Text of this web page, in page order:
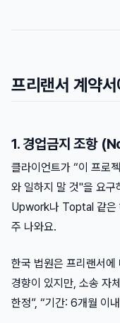
프리랜서 계약
1. 경업금지 조항
클라이언트가 “이 프로
와 일하지 말 것"을 요구
Upwork나 Toptal 같은
주 나와요.
한국 법원은 프리랜서
경향이 있지만, 소송 자
한정”, “기간: 6개월 이